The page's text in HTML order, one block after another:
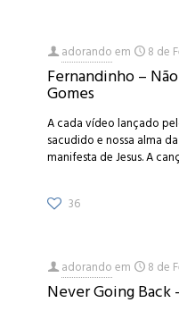
adorandoem 8 de
Fernandinho –
Gomes
A cada vídeo lançado
sacudido e nossa alma
manifesta de Jesus. A
36
adorandoem 8 de
Never Going